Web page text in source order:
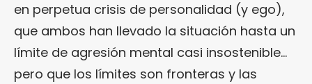
en perpetua crisis de personalidad (y ego),
que ambos han llevado la situación hasta un
límite de agresión mental casi insostenible…
pero que los límites son fronteras y las